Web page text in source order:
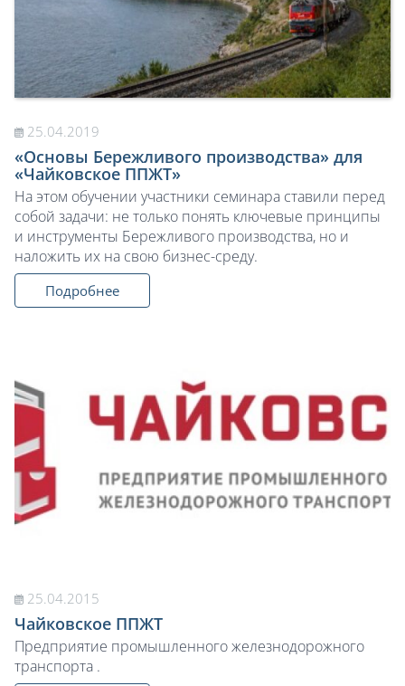
25.04.2019
«Основы Бережливого производства» для
«Чайковское ППЖТ»
На этом обучении участники семинара ставили перед
собой задачи: не только понять ключевые принципы
и инструменты Бережливого производства, но и
наложить их на свою бизнес-среду.
Подробнее
25.04.2015
Чайковское ППЖТ
Предприятие промышленного железнодорожного
транспорта .